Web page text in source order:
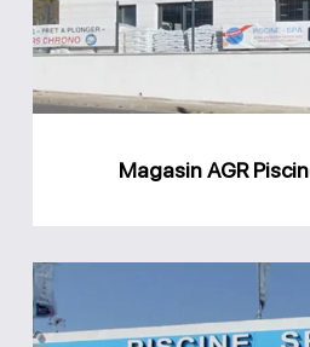
Magasin AGR
AGR